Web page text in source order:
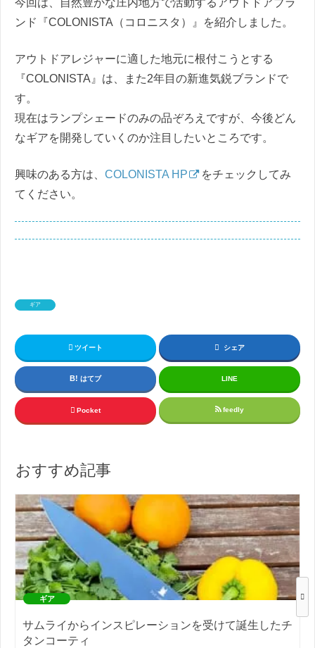
今回は、自然豊かな庄内地方で活動するアウトドアブラ
ンド『COLONISTA（コロニスタ）』を紹介しました。
アウトドアレジャーに適した地元に根付こうとする
『COLONISTA』は、また2年目の新進気鋭ブランドで
す。
現在はランプシェードのみの品ぞろえですが、今後どん
なギアを開発していくのか注目したいところです。
興味のある方は、 COLONISTA HP
をチェックしてみ
てください。
ギア
ツイート シェア
はてブ LINE
Pocket feedly
おすすめ記事
ギア
サムライからインスピレーションを受けて誕生したチ
タンコーティ